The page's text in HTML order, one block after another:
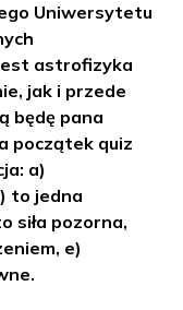
Uniwersytetu
astrofizyka
jak i przede
będę pana
początek quiz
a)
to jedna
siła pozorna,
e)